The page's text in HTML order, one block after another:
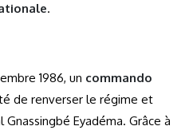
.
1986, un commando
de renverser le régime et
Eyadéma. Grâce à